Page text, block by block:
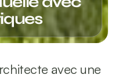
avec une